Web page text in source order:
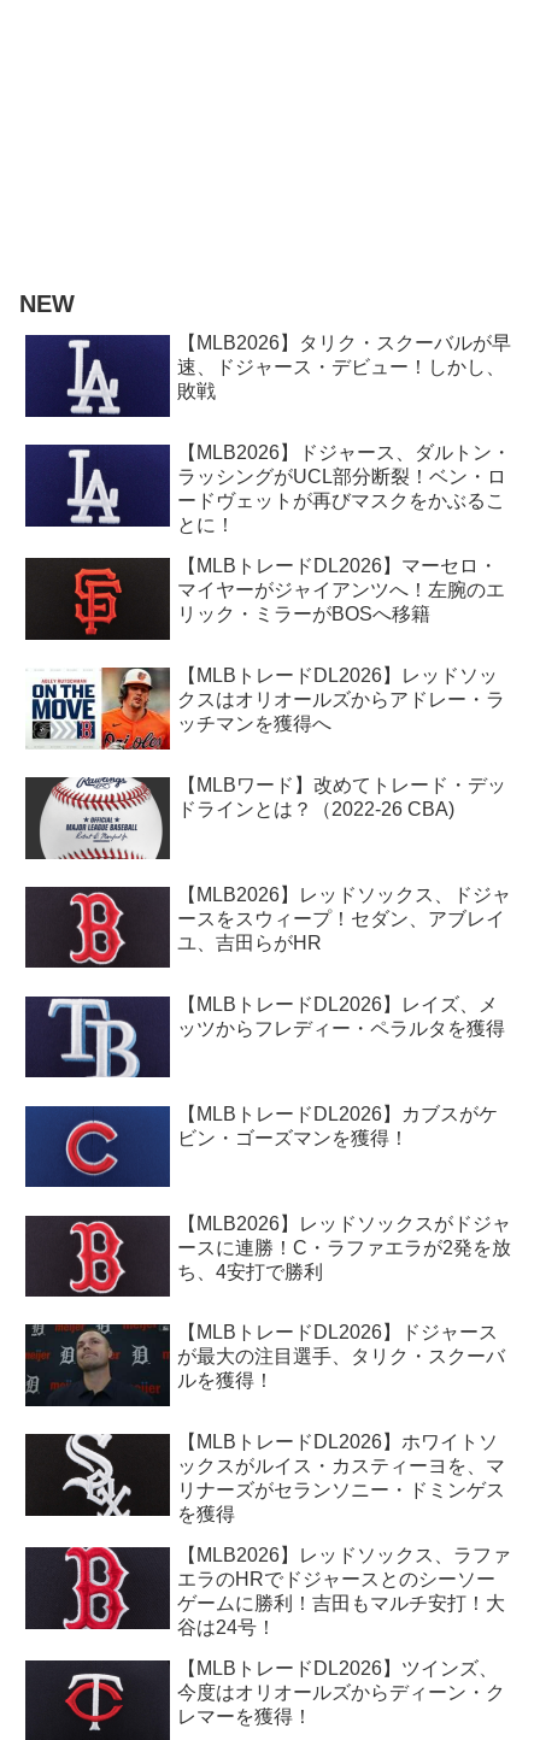
NEW
【MLB2026】タリク・スクーバルが早
速、ドジャース・デビュー！しかし、
敗戦
【MLB2026】ドジャース、ダルトン・
ラッシングがUCL部分断裂！ベン・ロ
ードヴェットが再びマスクをかぶるこ
とに！
【MLBトレードDL2026】マーセロ・
マイヤーがジャイアンツへ！左腕のエ
リック・ミラーがBOSへ移籍
【MLBトレードDL2026】レッドソッ
クスはオリオールズからアドレー・ラ
ッチマンを獲得へ
【MLBワード】改めてトレード・デッ
ドラインとは？（2022-26 CBA)
【MLB2026】レッドソックス、ドジャ
ースをスウィープ！セダン、アブレイ
ユ、吉田らがHR
【MLBトレードDL2026】レイズ、メ
ッツからフレディー・ペラルタを獲得
【MLBトレードDL2026】カブスがケ
ビン・ゴーズマンを獲得！
【MLB2026】レッドソックスがドジャ
ースに連勝！C・ラファエラが2発を放
ち、4安打で勝利
【MLBトレードDL2026】ドジャース
が最大の注目選手、タリク・スクーバ
ルを獲得！
【MLBトレードDL2026】ホワイトソ
ックスがルイス・カスティーヨを、マ
リナーズがセランソニー・ドミンゲス
を獲得
【MLB2026】レッドソックス、ラファ
エラのHRでドジャースとのシーソー
ゲームに勝利！吉田もマルチ安打！大
谷は24号！
【MLBトレードDL2026】ツインズ、
今度はオリオールズからディーン・ク
レマーを獲得！